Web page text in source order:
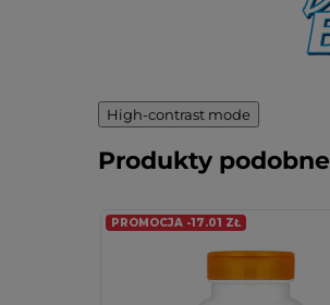
High-contrast mode
Produkty podobne
PROMOCJA -17.01 ZŁ